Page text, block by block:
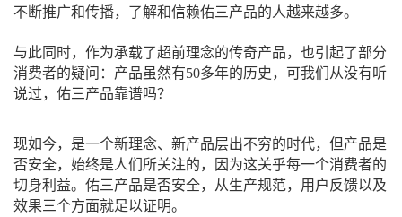
不断推广和传播，了解和信赖佑三产品的人越来越多。
与此同时，作为承载了超前理念的传奇产品，也引起了部分
消费者的疑问：产品虽然有50多年的历史，可我们从没有听
说过，佑三产品靠谱吗？
现如今，是一个新理念、新产品层出不穷的时代，但产品是
否安全，始终是人们所关注的，因为这关乎每一个消费者的
切身利益。佑三产品是否安全，从生产规范，用户反馈以及
效果三个方面就足以证明。